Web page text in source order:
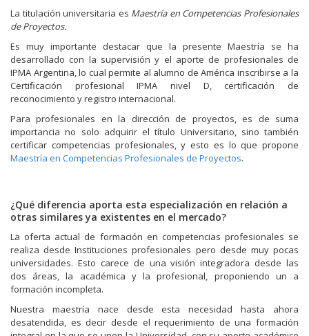
La titulación universitaria es Maestría en Competencias Profesionales
de Proyectos.
Es muy importante destacar que la presente Maestría se ha
desarrollado con la supervisión y el aporte de profesionales de
IPMA Argentina, lo cual permite al alumno de América inscribirse a la
Certificación profesional IPMA nivel D, certificación de
reconocimiento y registro internacional.
Para profesionales en la dirección de proyectos, es de suma
importancia no solo adquirir el título Universitario, sino también
certificar competencias profesionales, y esto es lo que propone
Maestría en Competencias Profesionales de Proyectos.
¿Qué diferencia aporta esta especialización en relación a
otras similares ya existentes en el mercado?
La oferta actual de formación en competencias profesionales se
realiza desde Instituciones profesionales pero desde muy pocas
universidades. Esto carece de una visión integradora desde las
dos áreas, la académica y la profesional, proponiendo un a
formación incompleta.
Nuestra maestría nace desde esta necesidad hasta ahora
desatendida, es decir desde el requerimiento de una formación